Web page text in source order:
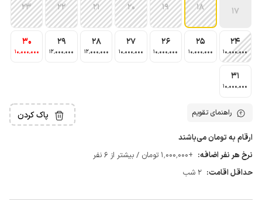
17
18
19
20
21
22
23
24
10٬000٬000
25
10٬000٬000
26
10٬000٬000
27
10٬000٬000
28
12٬000٬000
29
12٬000٬000
30
10٬000٬000
31
10٬000٬000
راهنمای تقویم پاک کردن
ارقام به تومان می‌باشند
نرخ هر نفر اضافه: +1٬000٬000 تومان / بیشتر از 6 نفر
حداقل اقامت: 2 شب